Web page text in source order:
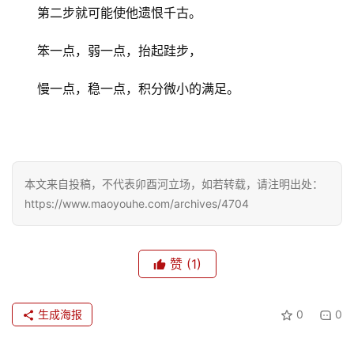
题
更
多
第二步就可能使他遗恨千古。
笨一点，弱一点，抬起跬步，
慢一点，稳一点，积分微小的满足。
本文来自投稿，不代表卯酉河立场，如若转载，请注明出处：
https://www.maoyouhe.com/archives/4704
赞 (1)
0 0
生成海报